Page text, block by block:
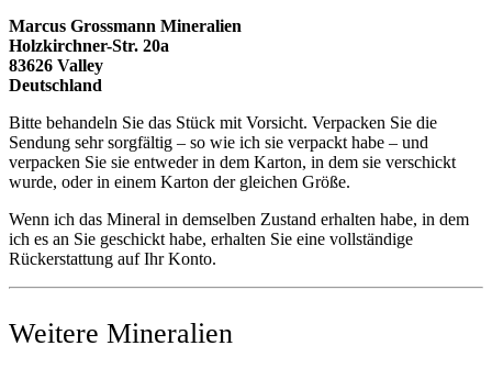
Marcus Grossmann Mineralien
Holzkirchner-Str. 20a
83626 Valley
Deutschland
Bitte behandeln Sie das Stück mit Vorsicht. Verpacken Sie die
Sendung sehr sorgfältig – so wie ich sie verpackt habe – und
verpacken Sie sie entweder in dem Karton, in dem sie verschickt
wurde, oder in einem Karton der gleichen Größe.
Wenn ich das Mineral in demselben Zustand erhalten habe, in dem
ich es an Sie geschickt habe, erhalten Sie eine vollständige
Rückerstattung auf Ihr Konto.
Weitere Mineralien